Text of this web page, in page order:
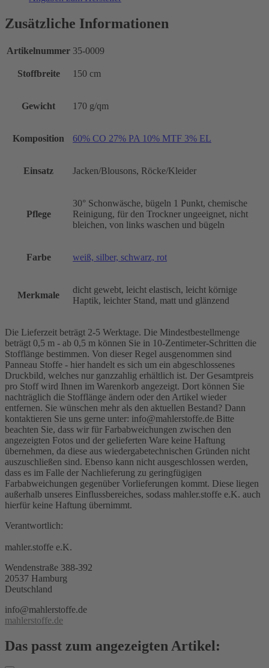
Zusätzliche Informationen
Artikelnummer 35-0009
Stoffbreite 150 cm
Gewicht 170 g/qm
Komposition 60% CO 27% PA 10% MTF 3% EL
Einsatz Jacken/Blousons, Röcke/Kleider
Pflege
30° Schonwäsche, bügeln 1 Punkt, chemische
Reinigung, für den Trockner ungeeignet, nicht
bleichen, von links waschen und bügeln
Farbe weiß, silber, schwarz, rot
Merkmale
dicht gewebt, leicht elastisch, leicht körnige
Haptik, leichter Stand, matt und glänzend
Die Lieferzeit beträgt 2-5 Werktage. Die Mindestbestellmenge
beträgt 0,5 m - ab 0,5 m können Sie in 10-Zentimeter-Schritten die
Stofflänge bestimmen. Von dieser Regel ausgenommen sind
Panneau Stoffe - hier handelt es sich um ein abgeschlossenes
Druckbild, welches nur ganzzahlig erhältlich ist. Der Gesamtpreis
pro Stoff wird Ihnen im Warenkorb angezeigt. Dort können Sie
nachträglich die Stofflänge ändern oder den Artikel wieder
entfernen. Sie wünschen mehr als den aktuellen Bestand? Dann
kontaktieren Sie uns gerne unter: info@mahlerstoffe.de Bitte
beachten Sie, dass wir für Farbabweichungen zwischen den
angezeigten Fotos und der gelieferten Ware keine Haftung
übernehmen, da diese aus wiedergabetechnischen Gründen nicht
auszuschließen sind. Ebenso kann nicht ausgeschlossen werden,
dass es im Falle der Nachlieferung zu geringfügigen
Farbabweichungen gegenüber Vorlieferungen kommt. Diese liegen
außerhalb unseres Einflussbereiches, sodass mahler.stoffe e.K. auch
hierfür keine Haftung übernimmt.
Verantwortlich:
mahler.stoffe e.K.
Wendenstraße 388-392
20537 Hamburg
Deutschland
info@mahlerstoffe.de
mahlerstoffe.de
Das passt zum angezeigten Artikel: